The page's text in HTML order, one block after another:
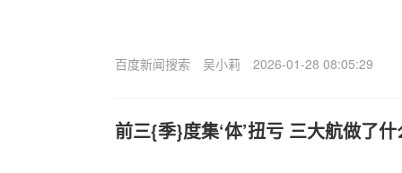
百度新闻搜索 吴小莉 2026-01-28 08:05:29
前三{季}度集‘体’扭亏 三大航做了什